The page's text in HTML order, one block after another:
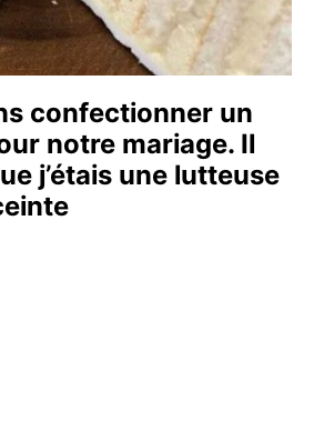
confectionner un
notre mariage. Il
j’étais une lutteuse